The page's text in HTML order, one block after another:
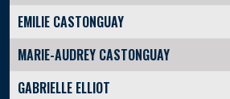
EMILIE CASTONGUAY
MARIE-AUDREY CASTONGUAY
GABRIELLE ELLIOT